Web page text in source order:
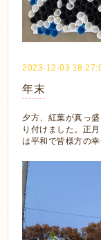
2023-12-03
年末
夕方、紅葉が真っ
り付けました。正
は平和で皆様方の